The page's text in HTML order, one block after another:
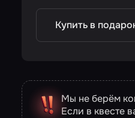
Купить в
Мы не берём
Если в квесте